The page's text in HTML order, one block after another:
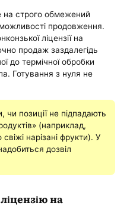
на строго обмежений
продовження.
ліцензії на
продаж заздалегідь
до термічної обробки
Готування з нуля не
позиції не підпадають
(наприклад,
нарізані фрукти). У
дозвіл
на